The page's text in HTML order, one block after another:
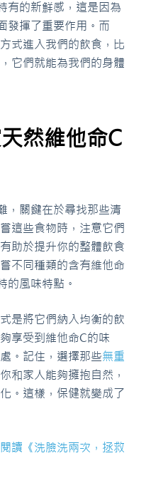
有的新鮮感，這是因為
發揮了重要作用。而
式進入我們的飲食，比
它們就能為我們的身體
然維他命C
，關鍵在於尋找那些清
這些食物時，注意它們
助於提升你的整體飲食
不同種類的含有維他命
的風味特點。
是將它們納入均衡的飲
享受到維他命C的味
。記住，選擇那些無重
和家人能夠擁抱自然，
。這樣，保健就變成了
讀《洗臉洗兩次，拯救